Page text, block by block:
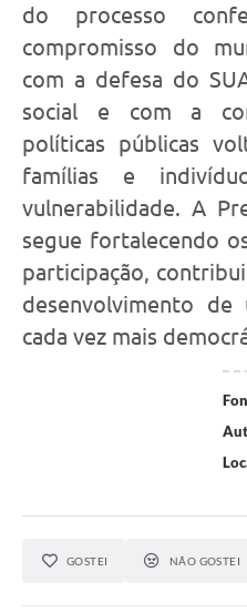
do processo
compromisso do
com a defesa do
social e com a
políticas públicas
famílias e
vulnerabilidade. A
segue fortalecendo
participação,
desenvolvimento de
cada vez mais
GOSTEI NÃO GOSTEI